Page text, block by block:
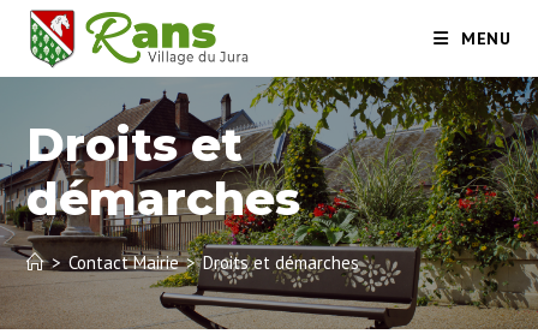
MENU
Droits et
démarches
> Contact Mairie > Droits et démarches